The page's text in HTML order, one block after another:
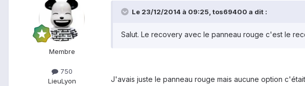
Membre
750
LieuLyon
Le 23/12/2014 à 09:25, tos69400 a dit :
Salut. Le recovery avec le panneau rouge c'est le
J'avais juste le panneau rouge mais aucune option